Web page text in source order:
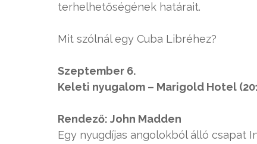
terhelhetőségének határait.
Mit szólnál egy Cuba Libréhez?
Szeptember 6.
Keleti nyugalom – Marigold Hotel
Rendező: John Madden
Egy nyugdíjas angolokból álló csapat